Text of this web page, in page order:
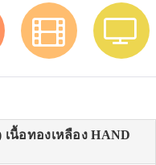
เนื้อทองเหลือง HAND